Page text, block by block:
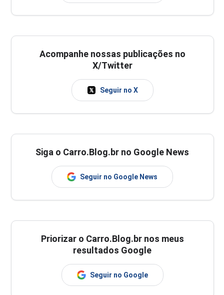
Acompanhe nossas publicações no
X/Twitter
Seguir no X
Siga o Carro.Blog.br no Google News
Seguir no Google News
Priorizar o Carro.Blog.br nos meus
resultados Google
Seguir no Google